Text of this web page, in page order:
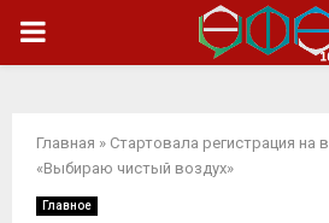
ОСНОВНОЕ
Главная » Стартовала регистрация на
«Выбираю чистый воздух»
Главное